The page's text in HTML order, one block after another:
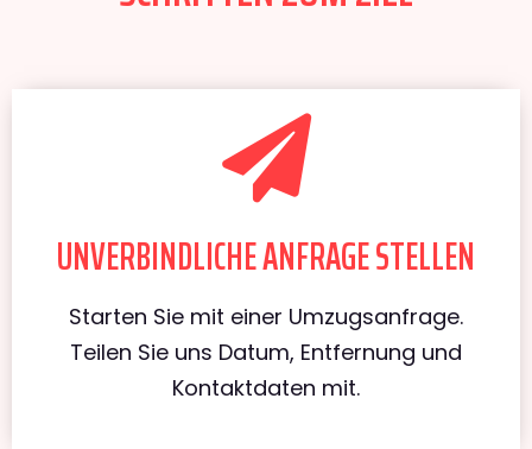
UNVERBINDLICHE ANFRAGE STELLEN
Starten Sie mit einer Umzugsanfrage.
Teilen Sie uns Datum, Entfernung und
Kontaktdaten mit.